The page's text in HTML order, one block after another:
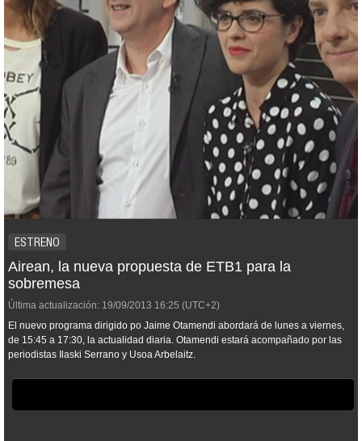
ESTRENO
Airean, la nueva propuesta de ETB1 para la
sobremesa
Última actualización: 19/09/2013 16:25 (UTC+2)
El nuevo programa dirigido po Jaime Otamendi abordará de lunes a viernes,
de 15:45 a 17:30, la actualidad diaria. Otamendi estará acompañado por las
periodistas Ilaski Serrano y Usoa Arbelaitz.